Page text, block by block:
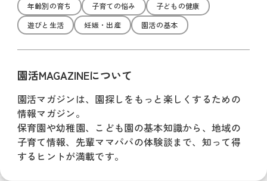
年齢別の育ち 子育ての悩み
子どもの健康
遊びと生活
妊娠・出産 園活の基本
園活MAGAZINEについて
園活マガジンは、園探しをもっと楽しくするための
情報マガジン。
保育園や幼稚園、こども園の基本知識から、地域の
子育て情報、先輩ママパパの体験談まで、知って得
するヒントが満載です。